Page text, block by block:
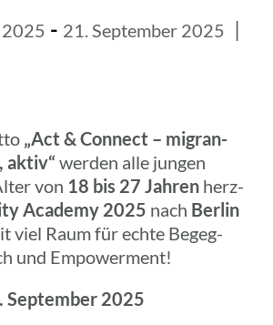
2025 - 21. September 2025 |
„Act & Connect – migran­
aktiv“ werden alle jungen
von 18 bis 27 Jahren herz­
Academy 2025 nach Berlin
viel Raum für echte Begeg­
und Empowerment!
Septem­ber 2025